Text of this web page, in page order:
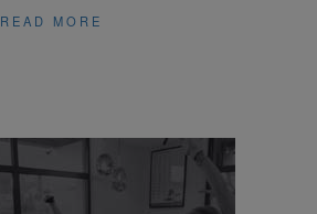
READ MORE